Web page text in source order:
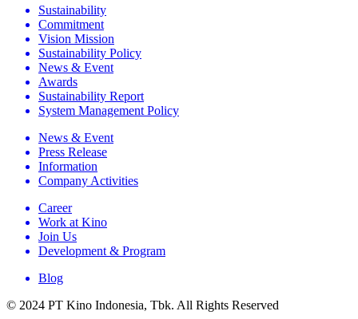
Sustainability
Commitment
Vision Mission
Sustainability Policy
News & Event
Awards
Sustainability Report
System Management Policy
News & Event
Press Release
Information
Company Activities
Career
Work at Kino
Join Us
Development & Program
Blog
© 2024 PT Kino Indonesia, Tbk. All Rights Reserved